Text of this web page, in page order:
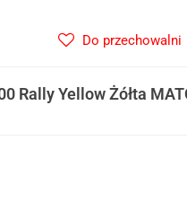
Do przechowalni
Rally Yellow Żółta